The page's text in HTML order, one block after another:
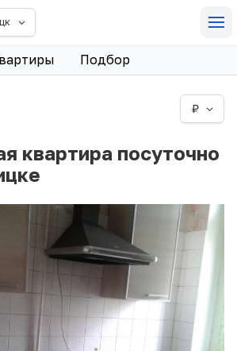
Подбор
₽
квартира посуточно